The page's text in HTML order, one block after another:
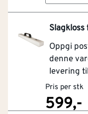
Oppgi
denne
levering
Pris per stk
599,-